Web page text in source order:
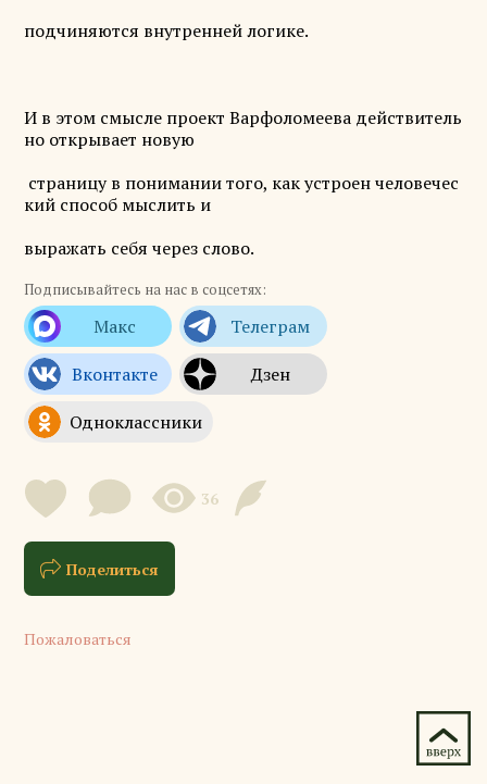
подчиняются внутренней логике.
И в этом смысле проект Варфоломеева действитель
но открывает новую
страницу в понимании того, как устроен человечес
кий способ мыслить и
выражать себя через слово.
Подписывайтесь на нас в соцсетях:
36
Поделиться
Пожаловаться